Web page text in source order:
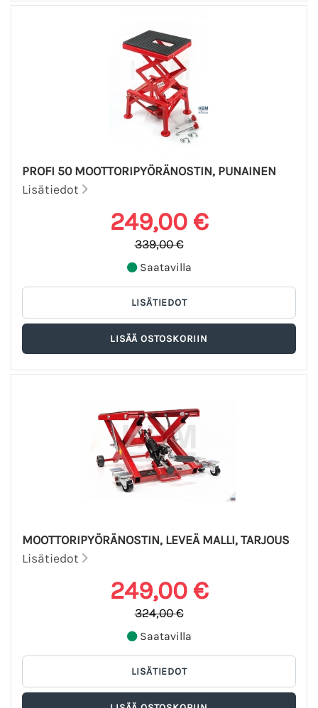
PROFI 50 MOOTTORIPYÖRÄNOSTIN, PUNAINEN
Lisätiedot
249,00 €
339,00 €
Saatavilla
MOOTTORIPYÖRÄNOSTIN, LEVEÄ MALLI, TARJOUS
Lisätiedot
249,00 €
324,00 €
Saatavilla